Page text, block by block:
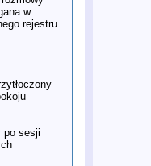
Yoko Ono i
Kosha
odcinka
singla
–
w
rejestru
po sesji